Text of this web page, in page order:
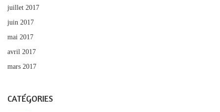
juillet 2017
juin 2017
mai 2017
avril 2017
mars 2017
CATÉGORIES